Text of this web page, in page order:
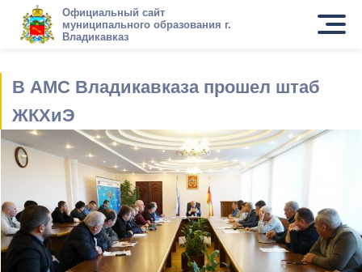
Официальный сайт
муниципального образования г.
Владикавказ
В АМС Владикавказа прошел штаб
ЖКХиЭ